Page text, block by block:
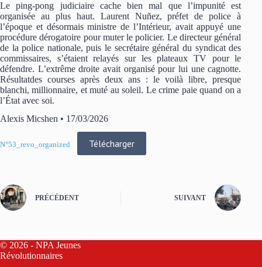
Le ping-pong judiciaire cache bien mal que l’impunité est
organisée au plus haut. Laurent Nuñez, préfet de police à
l’époque et désormais ministre de l’Intérieur, avait appuyé une
procédure dérogatoire pour muter le policier. Le directeur général
de la police nationale, puis le secrétaire général du syndicat des
commissaires, s’étaient relayés sur les plateaux TV pour le
défendre. L’extrême droite avait organisé pour lui une cagnotte.
Résultatdes courses après deux ans : le voilà libre, presque
blanchi, millionnaire, et muté au soleil. Le crime paie quand on a
l’État avec soi.
Alexis Micshen • 17/03/2026
N°53_revo_organized Télécharger
PRÉCÉDENT SUIVANT
© 2026 - NPA Jeunes
Révolutionnaires